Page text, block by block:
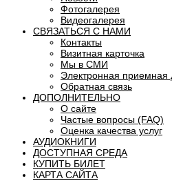
Фотогалерея
Видеогалерея
СВЯЗАТЬСЯ С НАМИ
Контакты
Визитная карточка
Мы в СМИ
Электронная приемная
Обратная связь
ДОПОЛНИТЕЛЬНО
О сайте
Частые вопросы (FAQ)
Оценка качества услуг
АУДИОКНИГИ
ДОСТУПНАЯ СРЕДА
КУПИТЬ БИЛЕТ
КАРТА САЙТА